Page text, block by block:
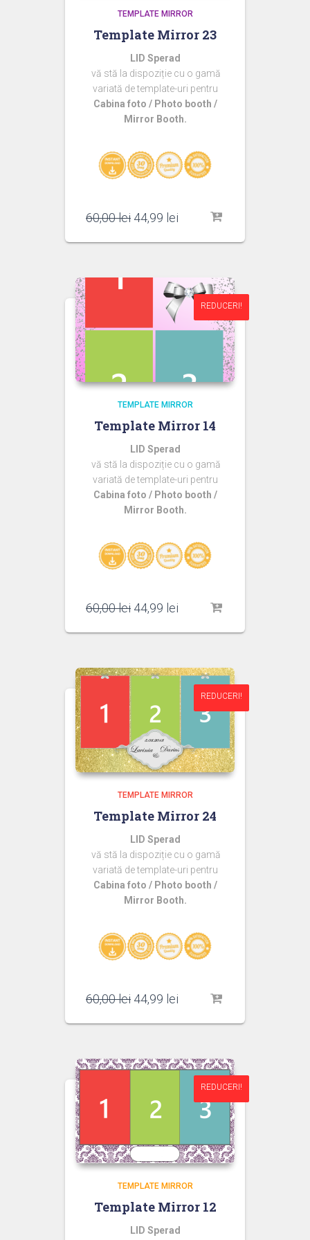
TEMPLATE MIRROR
Template Mirror 23
LID Sperad
vă stă la dispoziție cu o gamă
variată de template-uri pentru
Cabina foto / Photo booth /
Mirror Booth.
60,00lei Prețul
a
60,00 lei.
44,99 lei
este:
REDUCERI!
REDUCERI!
TEMPLATE MIRROR
Template Mirror 14
LID Sperad
vă stă la dispoziție cu o gamă
variată de template-uri pentru
Cabina foto / Photo booth /
Mirror Booth.
60,00lei Prețul
a
60,00 lei.
44,99 lei
este:
REDUCERI!
REDUCERI!
TEMPLATE MIRROR
Template Mirror 24
LID Sperad
vă stă la dispoziție cu o gamă
variată de template-uri pentru
Cabina foto / Photo booth /
Mirror Booth.
60,00lei Prețul
a
60,00 lei.
44,99 lei
este:
REDUCERI!
REDUCERI!
TEMPLATE MIRROR
Template Mirror 12
LID Sperad